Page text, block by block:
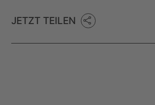
JETZT TEILEN